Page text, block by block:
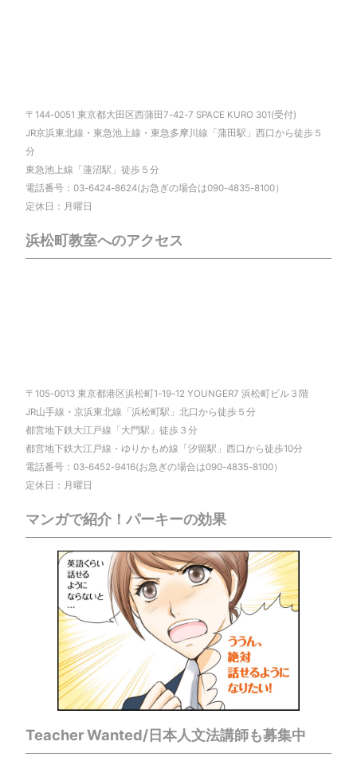
〒144-0051 東京都大田区西蒲田7-42-7 SPACE KURO 301(受付)
JR京浜東北線・東急池上線・東急多摩川線「蒲田駅」西口から徒歩５
分
東急池上線「蓮沼駅」徒歩５分
電話番号：03-6424-8624(お急ぎの場合は090-4835-8100）
定休日：月曜日
浜松町教室へのアクセス
〒105-0013 東京都港区浜松町1-19-12 YOUNGER7 浜松町ビル３階
JR山手線・京浜東北線「浜松町駅」北口から徒歩５分
都営地下鉄大江戸線「大門駅」徒歩３分
都営地下鉄大江戸線・ゆりかもめ線「汐留駅」西口から徒歩10分
電話番号：03-6452-9416(お急ぎの場合は090-4835-8100）
定休日：月曜日
マンガで紹介！パーキーの効果
Teacher Wanted/日本人文法講師も募集中